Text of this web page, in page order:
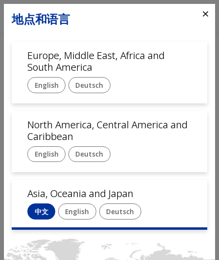
Automation
Customer service
公司名称
名字
电子邮件
地点和语言 ⨯
Europe, Middle East, Africa and
South America
English Deutsch
North America, Central America and
Caribbean
English Deutsch
Asia, Oceania and Japan
中文 English Deutsch